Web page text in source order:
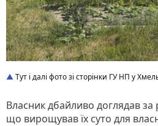
Тут і далі фото зі сторінки ГУ НП у
Власник дбайливо доглядав за
що вирощував їх суто для